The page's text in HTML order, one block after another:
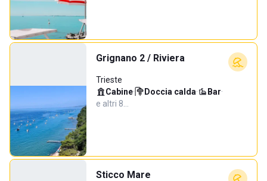
Grignano 2 / Riviera
Trieste
Cabine· Doccia calda· Bar·
e altri 8…
Sticco Mare